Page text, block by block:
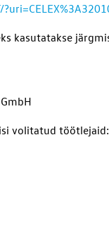
kasutatakse
volitatud töötlejaid: